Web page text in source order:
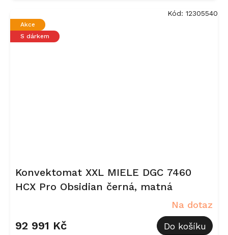
Akce
S dárkem
Konvektomat XXL MIELE DGC 7460
HCX Pro Obsidian černá, matná
Na dotaz
92 991 Kč Do košíku
Kód: 12305540